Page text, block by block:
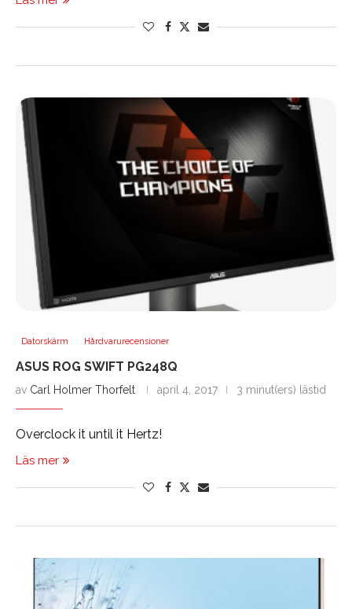
Datorskärm Hårdvarurecensioner
ASUS ROG SWIFT PG248Q
av Carl Holmer Thorfelt april 4, 2017 3 minut(ers) lästid
Overclock it until it Hertz!
Läs mer